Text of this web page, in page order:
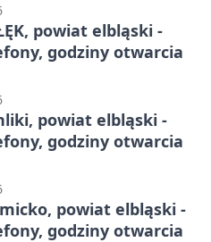
powiat elbląski -
godziny otwarcia
powiat elbląski -
godziny otwarcia
powiat elbląski -
godziny otwarcia